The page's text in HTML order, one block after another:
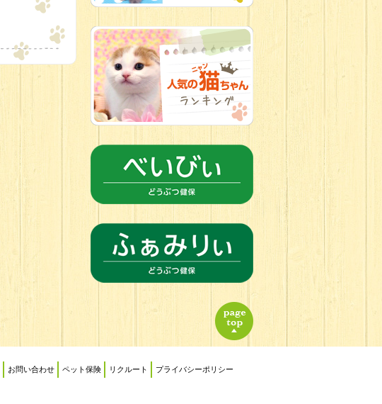
お問い合わせ ペット保険 リクルート プライバシーポリシー